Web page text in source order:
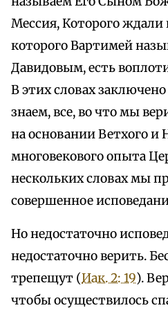
Мессия, Которого ждали
которого Вартимей
Давидовым, есть
В этих словах
знаем, все, во что мы
на основании Ветхого и
многовекового опыта
нескольких словах мы
совершенное
Но недостаточно
недостаточно верить.
трепещут (Иак. 2: 19).
чтобы осуществилось